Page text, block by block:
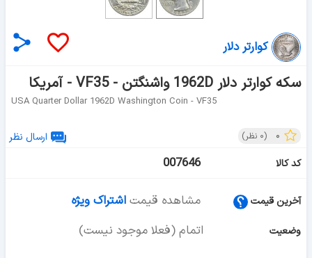
کوارتر دلار
سکه کوارتر دلار 1962D واشنگتن - VF35 - آمریکا
USA Quarter Dollar 1962D Washington Coin - VF35
۰ (۰ نظر)
ارسال نظر
کد کالا
007646
آخرین قیمت مشاهده قیمت اشتراک ویژه
وضعیت اتمام (فعلا موجود نیست)